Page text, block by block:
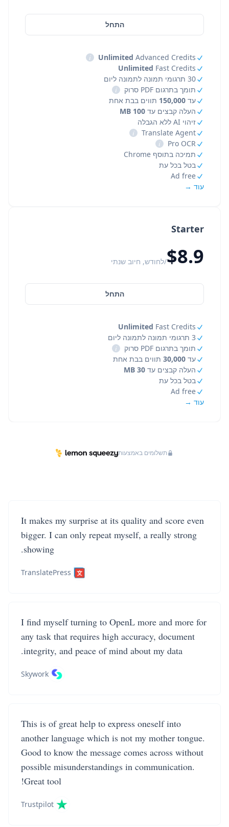
Starter
$8.9/לחודש, חיוב שנתי
התחל
Unlimited Fast Credits
3 תרגומי תמונה לתמונה ליום
תומך בתרגום PDF סרוק
i
עד 30,000 תווים בבת אחת
העלה קבצים עד 30 MB
בטל בכל עת
Ad free
עוד →
התחל
Unlimited Advanced Credits
i
Unlimited Fast Credits
30 תרגומי תמונה לתמונה ליום
תומך בתרגום PDF סרוק
i
עד 150,000 תווים בבת אחת
העלה קבצים עד 100 MB
זיהוי AI ללא הגבלה
Translate Agent
i
Pro OCR
i
תמיכה בתוסף Chrome
בטל בכל עת
Ad free
עוד →
תשלומים באמצעות
It makes my surprise at its quality and score even
bigger. I can only repeat myself, a really strong
showing.
TranslatePress
I find myself turning to OpenL more and more for
any task that requires high accuracy, document
integrity, and peace of mind about my data.
Skywork
This is of great help to express oneself into
another language which is not my mother tongue.
Good to know the message comes across without
possible misunderstandings in communication.
Great tool!
Trustpilot